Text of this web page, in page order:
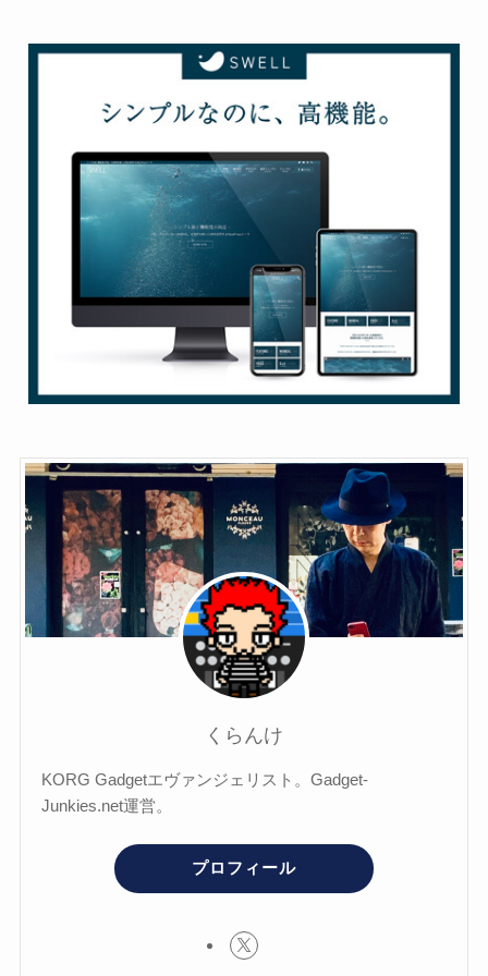
くらんけ
KORG Gadgetエヴァンジェリスト。Gadget-
Junkies.net運営。
プロフィール